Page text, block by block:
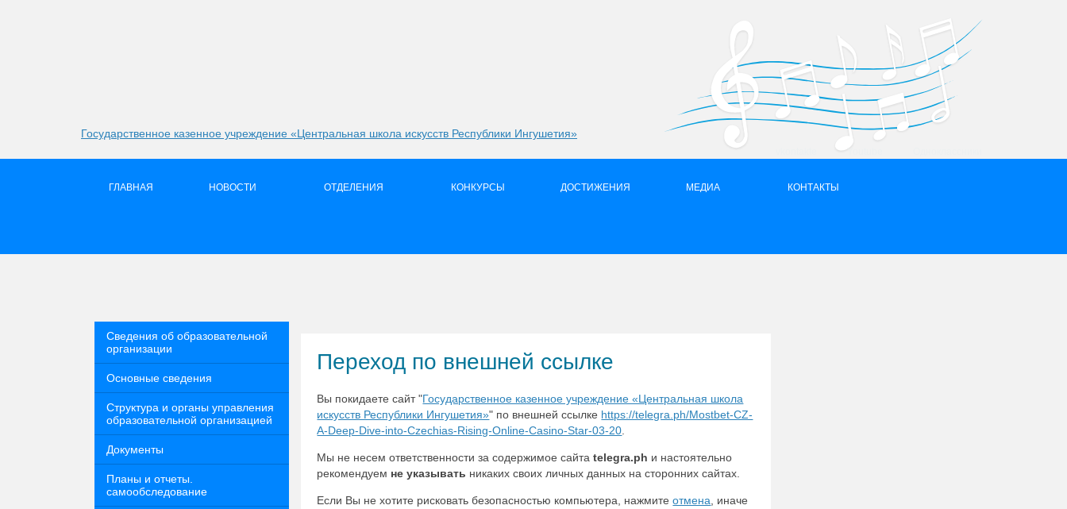
Государственное казенное учреждение «Центральная школа искусств Республики Ингушетия»
ГЛАВНАЯ НОВОСТИ ОТДЕЛЕНИЯ КОНКУРСЫ ДОСТИЖЕНИЯ МЕДИА КОНТАКТЫ
Сведения об образовательной
организации
Основные сведения
Структура и органы управления
образовательной организацией
Документы
Планы и отчеты.
самообследование
Переход по внешней ссылке
Вы покидаете сайт "Государственное казенное учреждение «Центральная школа
искусств Республики Ингушетия»" по внешней ссылке https://telegra.ph/Mostbet-CZ-
A-Deep-Dive-into-Czechias-Rising-Online-Casino-Star-03-20
Мы не несем ответственности за содержимое сайтаtelegra.ph и настоятельно
рекомендуем не указывать никаких своих личных данных на сторонних сайтах.
Если Вы не хотите рисковать безопасностью компьютера, нажмитеотмена , иначе